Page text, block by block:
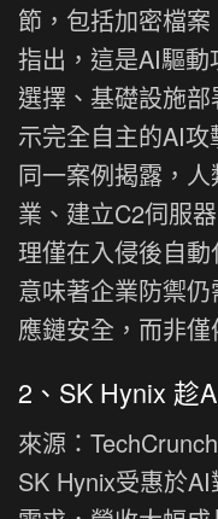
節，包括加密檔
指出，這是AI驅
選擇、基礎設施
示完全自主的AI攻
同一案例揭露，
業、建立C2伺服
理僅在入侵後自
意味著企業防禦
應鏈安全，而非僅
2、SK Hynix 趁
來源：TechCrunch
SK Hynix受惠於